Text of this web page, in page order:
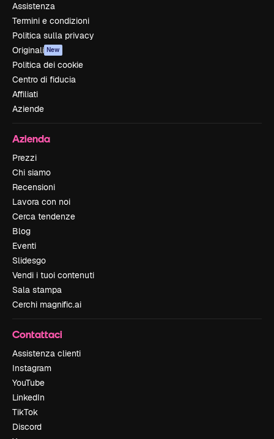
Assistenza
Termini e condizioni
Politica sulla privacy
Originali New
Politica dei cookie
Centro di fiducia
Affiliati
Aziende
Azienda
Prezzi
Chi siamo
Recensioni
Lavora con noi
Cerca tendenze
Blog
Eventi
Slidesgo
Vendi i tuoi contenuti
Sala stampa
Cerchi magnific.ai
Contattaci
Assistenza clienti
Instagram
YouTube
LinkedIn
TikTok
Discord